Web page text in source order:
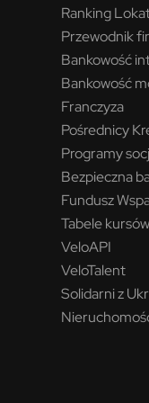
Ranking
Przewodnik
Bankowość
Bankowość
Franczyza
Pośrednicy
Programy
Bezpieczna
Fundusz
Tabele
VeloAPI
VeloTalent
Solidarni z